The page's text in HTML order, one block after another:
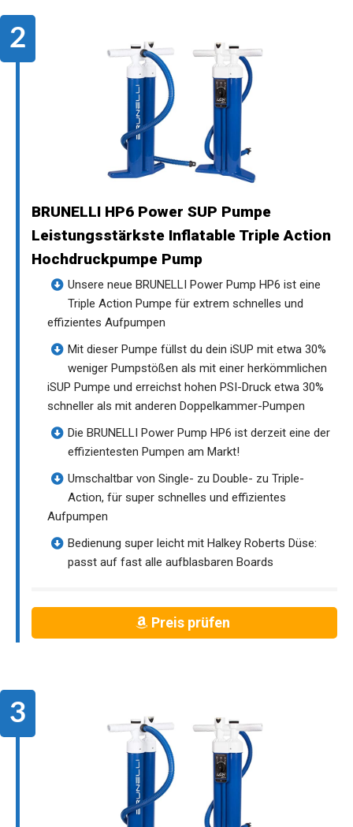
BRUNELLI HP6 Power SUP Pumpe
Leistungsstärkste Inflatable Triple Action
Hochdruckpumpe Pump
Unsere neue BRUNELLI Power Pump HP6 ist eine
Triple Action Pumpe für extrem schnelles und
effizientes Aufpumpen
Mit dieser Pumpe füllst du dein iSUP mit etwa 30%
weniger Pumpstößen als mit einer herkömmlichen
iSUP Pumpe und erreichst hohen PSI-Druck etwa 30%
schneller als mit anderen Doppelkammer-Pumpen
Die BRUNELLI Power Pump HP6 ist derzeit eine der
effizientesten Pumpen am Markt!
Umschaltbar von Single- zu Double- zu Triple-
Action, für super schnelles und effizientes
Aufpumpen
Bedienung super leicht mit Halkey Roberts Düse:
passt auf fast alle aufblasbaren Boards
Preis prüfen